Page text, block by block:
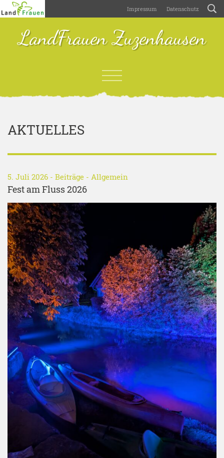
Impressum Datenschutz
LandFrauen Zuzenhausen
AKTUELLES
5. Juli 2026 - Beiträge - Allgemein
Fest am Fluss 2026